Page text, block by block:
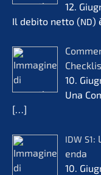
12.
Il debito netto (ND)
10.
Una
[…]
IDW S1:
en­da
10.